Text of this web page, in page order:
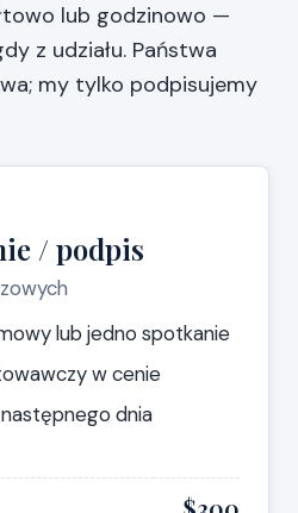
lub godzinowo —
z udziału. Państwa
my tylko podpisujemy
/ podpis
lub jedno spotkanie
w cenie
dnia